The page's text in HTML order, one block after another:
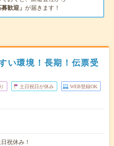
募歓迎」 が届きます！
い環境！長期！伝票受
土日祝日が休み WEB登録OK
祝休み！